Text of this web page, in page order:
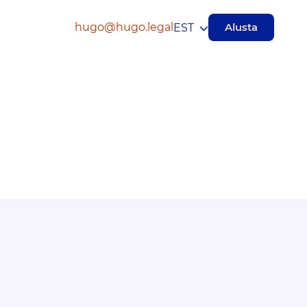
hugo@hugo.legal Alusta
EST